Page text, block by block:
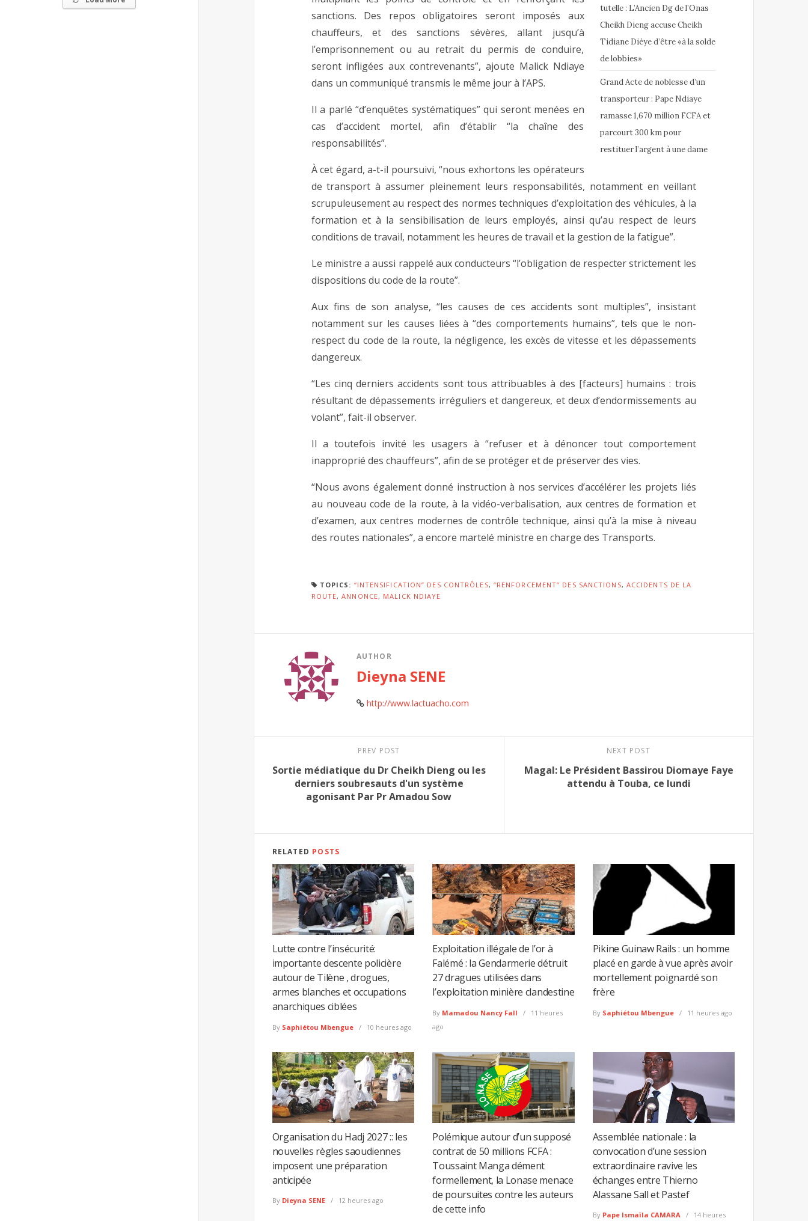
tutelle : L’Ancien Dg de l’Onas
Cheikh Dieng accuse Cheikh
Tidiane Dièye d’être «à la solde
de lobbies»
Grand Acte de noblesse d’un
transporteur : Pape Ndiaye
ramasse 1,670 million FCFA et
parcourt 300 km pour
restituer l’argent à une dame
sanctions. Des repos obligatoires seront imposés aux
chauffeurs, et des sanctions sévères, allant jusqu’à
l’emprisonnement ou au retrait du permis de conduire,
seront infligées aux contrevenants”, ajoute Malick Ndiaye
dans un communiqué transmis le même jour à l’APS.
Il a parlé “d’enquêtes systématiques” qui seront menées en
cas d’accident mortel, afin d’établir “la chaîne des
responsabilités”.
À cet égard, a-t-il poursuivi, “nous exhortons les opérateurs
de transport à assumer pleinement leurs responsabilités, notamment en veillant
scrupuleusement au respect des normes techniques d’exploitation des véhicules, à la
formation et à la sensibilisation de leurs employés, ainsi qu’au respect de leurs
conditions de travail, notamment les heures de travail et la gestion de la fatigue”.
Le ministre a aussi rappelé aux conducteurs “l’obligation de respecter strictement les
dispositions du code de la route”.
Aux fins de son analyse, “les causes de ces accidents sont multiples”, insistant
notamment sur les causes liées à “des comportements humains”, tels que le non-
respect du code de la route, la négligence, les excès de vitesse et les dépassements
dangereux.
“Les cinq derniers accidents sont tous attribuables à des [facteurs] humains : trois
résultant de dépassements irréguliers et dangereux, et deux d’endormissements au
volant”, fait-il observer.
Il a toutefois invité les usagers à “refuser et à dénoncer tout comportement
inapproprié des chauffeurs”, afin de se protéger et de préserver des vies.
“Nous avons également donné instruction à nos services d’accélérer les projets liés
au nouveau code de la route, à la vidéo-verbalisation, aux centres de formation et
d’examen, aux centres modernes de contrôle technique, ainsi qu’à la mise à niveau
des routes nationales”, a encore martelé ministre en charge des Transports.
TOPICS: “INTENSIFICATION” DES CONTRÔLES, “RENFORCEMENT” DES SANCTIONS, ACCIDENTS DE LA
ROUTE,ANNONCE, MALICK NDIAYE
AUTHOR
Dieyna SENE
http://www.lactuacho.com
PREV POST
Sortie médiatique du Dr Cheikh Dieng ou les
derniers soubresauts d'un système
agonisant Par Pr Amadou Sow
NEXT POST
Magal: Le Président Bassirou Diomaye Faye
attendu à Touba, ce lundi
RELATED POSTS
Lutte contre l’insécurité:
importante descente policière
autour de Tilène , drogues,
armes blanches et occupations
anarchiques ciblées
By Saphiétou Mbengue 10 heures ago
Exploitation illégale de l’or à
Falémé : la Gendarmerie détruit
27 dragues utilisées dans
l’exploitation minière clandestine
By Mamadou Nancy Fall
11 heures
ago
Pikine Guinaw Rails : un homme
placé en garde à vue après avoir
mortellement poignardé son
frère
By Saphiétou Mbengue 11 heures ago
Organisation du Hadj 2027 :: les
nouvelles règles saoudiennes
imposent une préparation
anticipée
By Dieyna SENE 12 heures ago
Polémique autour d’un supposé
contrat de 50 millions FCFA :
Toussaint Manga dément
formellement, la Lonase menace
de poursuites contre les auteurs
de cette info
Assemblée nationale : la
convocation d’une session
extraordinaire ravive les
échanges entre Thierno
Alassane Sall et Pastef
By Pape Ismaïla CAMARA 14 heures